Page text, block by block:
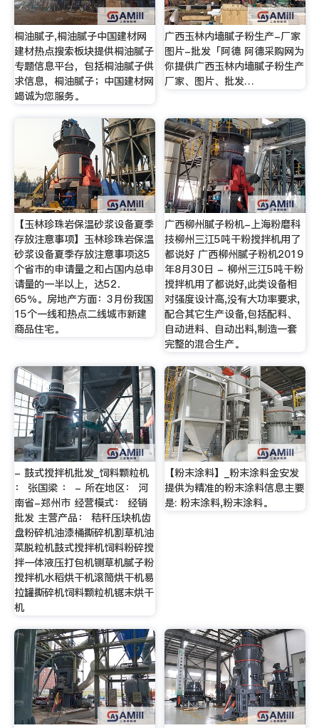
桐油腻子,桐油腻子中国建材网
建材热点搜索板块提供桐油腻子
专题信息平台，包括桐油腻子供
求信息，桐油腻子；中国建材网
竭诚为您服务。
广西玉林内墙腻子粉生产-厂家
图片-批发「阿德 阿德采购网为
你提供广西玉林内墙腻子粉生产
厂家、图片、批发…
【玉林珍珠岩保温砂浆设备夏季
存放注意事项】玉林珍珠岩保温
砂浆设备夏季存放注意事项这5
个省市的申请量之和占国内总申
请量的一半以上，达52．
65％。房地产方面：3月份我国
15个一线和热点二线城市新建
商品住宅。
广西柳州腻子粉机-上海粉磨科
技柳州三江5吨干粉搅拌机用了
都说好 广西柳州腻子粉机2019
年8月30日 - 柳州三江5吨干粉
搅拌机用了都说好,此类设备相
对强度设计高,没有大功率要求,
配合其它生产设备,包括配料、
自动进料、自动出料,制造一套
完整的混合生产。
- 鼓式搅拌机批发_饲料颗粒机
： 张国梁 ： - 所在地区： 河
南省-郑州市 经营模式： 经销
批发 主营产品： 秸秆压块机齿
盘粉碎机油漆桶撕碎机割草机油
菜脱粒机鼓式搅拌机饲料粉碎搅
拌一体液压打包机铡草机腻子粉
搅拌机水稻烘干机滚筒烘干机易
拉罐撕碎机饲料颗粒机锯末烘干
机
【粉末涂料】_粉末涂料金安发
提供为精准的粉末涂料信息主要
是: 粉末涂料,粉末涂料。